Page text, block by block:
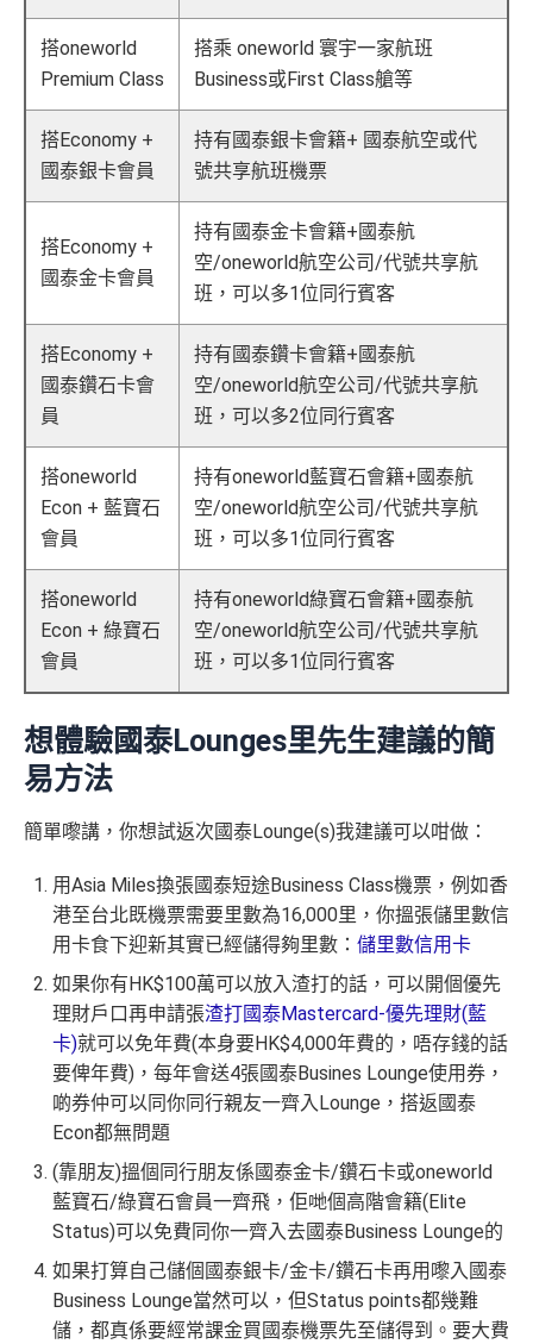
搭oneworld
Premium Class
搭乘 oneworld 寰宇一家航班
Business或First Class艙等
搭Economy +
國泰銀卡會員
持有國泰銀卡會籍+ 國泰航空或代
號共享航班機票
搭Economy +
國泰金卡會員
持有國泰金卡會籍+國泰航
空/oneworld航空公司/代號共享航
班，可以多1位同行賓客
搭Economy +
國泰鑽石卡會
員
持有國泰鑽卡會籍+國泰航
空/oneworld航空公司/代號共享航
班，可以多2位同行賓客
搭oneworld
Econ + 藍寶石
會員
持有oneworld藍寶石會籍+國泰航
空/oneworld航空公司/代號共享航
班，可以多1位同行賓客
搭oneworld
Econ + 綠寶石
會員
持有oneworld綠寶石會籍+國泰航
空/oneworld航空公司/代號共享航
班，可以多1位同行賓客
想體驗國泰Lounges里先生建議的簡
易方法
簡單嚟講，你想試返次國泰Lounge(s)我建議可以咁做：
用Asia Miles換張國泰短途Business Class機票，例如香
港至台北既機票需要里數為16,000里，你搵張儲里數信
用卡食下迎新其實已經儲得夠里數： 儲里數信用卡
如果你有HK$100萬可以放入渣打的話，可以開個優先
理財戶口再申請張渣打國泰Mastercard-優先理財(藍
卡)就可以免年費(本身要HK$4,000年費的，唔存錢的話
要俾年費)，每年會送4張國泰Busines Lounge使用券，
啲券仲可以同你同行親友一齊入Lounge，搭返國泰
Econ都無問題
(靠朋友)搵個同行朋友係國泰金卡/鑽石卡或oneworld
藍寶石/綠寶石會員一齊飛，佢哋個高階會籍(Elite
Status)可以免費同你一齊入去國泰Business Lounge的
如果打算自己儲個國泰銀卡/金卡/鑽石卡再用嚟入國泰
Business Lounge當然可以，但Status points都幾難
儲，都真係要經常課金買國泰機票先至儲得到。要大費